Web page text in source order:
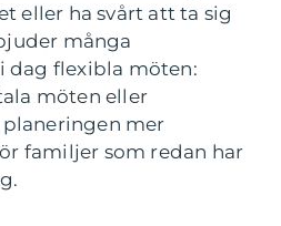
eller ha svårt att ta sig
många
dag flexibla möten:
möten eller
mer
familjer som redan har